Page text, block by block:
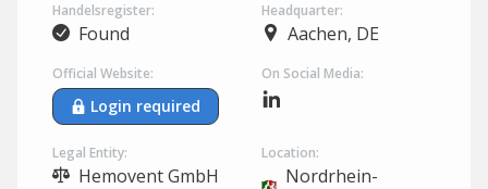
Handelsregister:
Found
Headquarter:
Aachen, DE
Official Website:
Login required
On Social Media:
Legal Entity:
Hemovent GmbH
Location:
Nordrhein-